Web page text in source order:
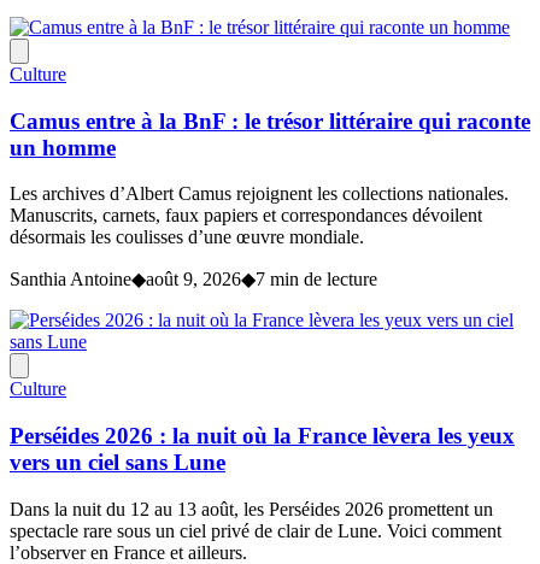
Culture
Camus entre à la BnF : le trésor littéraire qui raconte
un homme
Les archives d’Albert Camus rejoignent les collections nationales.
Manuscrits, carnets, faux papiers et correspondances dévoilent
désormais les coulisses d’une œuvre mondiale.
Santhia Antoine◆août 9, 2026◆7 min de lecture
Culture
Perséides 2026 : la nuit où la France lèvera les yeux
vers un ciel sans Lune
Dans la nuit du 12 au 13 août, les Perséides 2026 promettent un
spectacle rare sous un ciel privé de clair de Lune. Voici comment
l’observer en France et ailleurs.